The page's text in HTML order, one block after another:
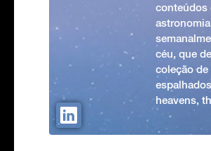
conteúdos
céu, que
coleção
heavens,